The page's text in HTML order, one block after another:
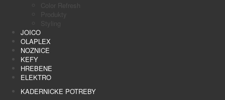
Color Refresh
Produkty
Styling
JOICO
OLAPLEX
NOZNICE
KEFY
HREBENE
ELEKTRO
KADERNICKE POTREBY